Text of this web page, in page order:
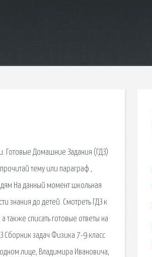
Готовые Домашние Задания (ГДЗ)
тему или параграф ,
На данный момент школьная
знания до детей. Смотреть ГДЗ к
также списать готовые ответы на
Сборник задач Физика 7-9 класс
лице, Владимира Ивановича,